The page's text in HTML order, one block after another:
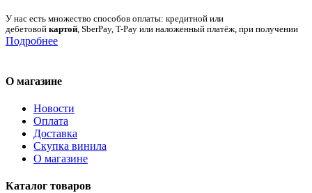
У нас есть множество способов оплаты: кредитной или
дебетовой картой, SberPay, T-Pay или наложенный платёж, при получении
Подробнее
О магазине
Новости
Оплата
Доставка
Скупка винила
О магазине
Каталог товаров